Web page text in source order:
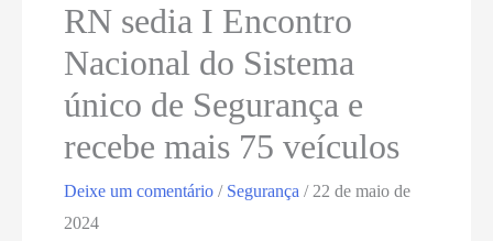
RN sedia I Encontro
Nacional do Sistema
único de Segurança e
recebe mais 75 veículos
Deixe um comentário / Segurança / 22 de maio de
2024